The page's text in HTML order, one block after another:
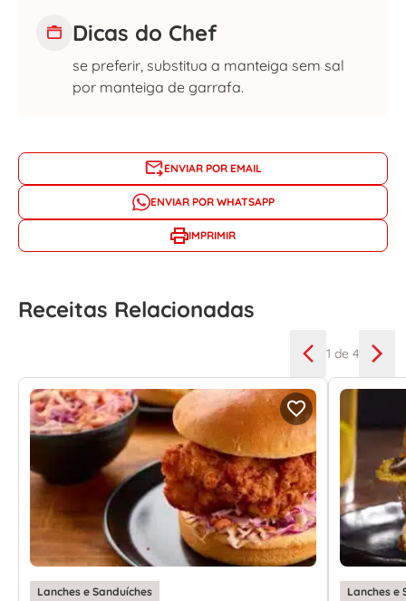
Dicas do Chef
se preferir, substitua a manteiga sem sal
por manteiga de garrafa.
ENVIAR POR EMAIL
ENVIAR POR WHATSAPP
IMPRIMIR
Receitas Relacionadas
1 de 4
Lanches e Sanduíches Lanches e